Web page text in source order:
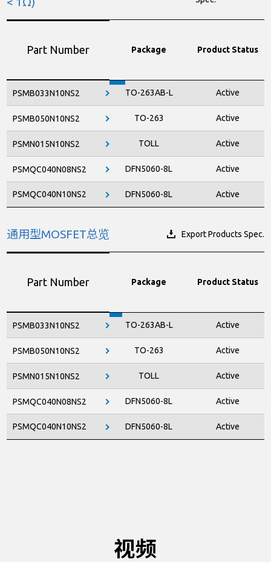
Part Number
PSMB033N10NS2
PSMB050N10NS2
PSMN015N10NS2
PSMQC040N08NS2
PSMQC040N10NS2
Package Product Status
TO-263AB-L Active
TO-263 Active
TOLL Active
DFN5060-8L Active
DFN5060-8L Active
通用型MOSFET总览 Export Products Spec.
Part Number
PSMB033N10NS2
PSMB050N10NS2
PSMN015N10NS2
PSMQC040N08NS2
PSMQC040N10NS2
Package Product Status
TO-263AB-L Active
TO-263 Active
TOLL Active
DFN5060-8L Active
DFN5060-8L Active
视频